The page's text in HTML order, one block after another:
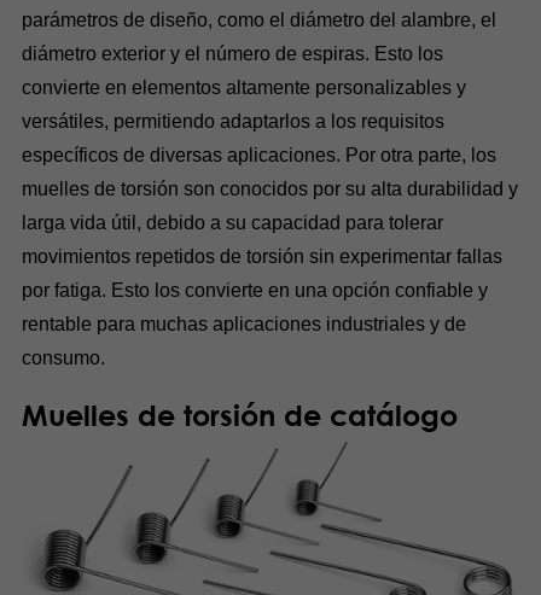
parámetros de diseño, como el diámetro del alambre, el
diámetro exterior y el número de espiras. Esto los
convierte en elementos altamente personalizables y
versátiles, permitiendo adaptarlos a los requisitos
específicos de diversas aplicaciones. Por otra parte, los
muelles de torsión son conocidos por su alta durabilidad y
larga vida útil, debido a su capacidad para tolerar
movimientos repetidos de torsión sin experimentar fallas
por fatiga. Esto los convierte en una opción confiable y
rentable para muchas aplicaciones industriales y de
consumo.
Muelles de torsión de catálogo